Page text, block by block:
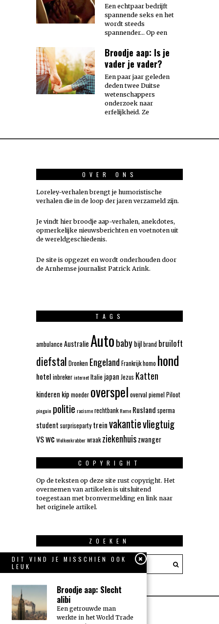
Een echtpaar bedrijft
spannende seks en het
wordt steeds
spannender… Op een
Broodje aap: Is je
vader je vader?
Een paar jaar geleden
deden twee Duitse
wetenschappers
onderzoek naar
erfelijkheid. Ze
OVER ONS
Loreley-verhalen brengt je humoristische
verhalen die in de loop der jaren verzameld zijn.
Je vindt hier broodje aap-verhalen, anekdotes,
opmerkelijke nieuwsberichten en voetnoten uit
de wereldgeschiedenis.
De site is opgezet en wordt onderhouden door
de Arnhemse journalist Patrick Arink.
TAGS
ambulance AustralieAutobabybijlbrand bruiloft
diefstal Dronken Engeland Frankrijkhomo hond
hotel inbrekerinternetItalie japan Jezus Katten
kinderen kip moeder overspel overvalpiemelPiloot
pinguin politie racismerechtbankRome Rusland sperma
student surpriseparty treinvakantievliegtuig
VSwc Wolkenkrabberwraak ziekenhuiszwanger
COPYRIGHT
Op de teksten op deze site rust copyright. Het
overnemen van artikelen is uitsluitend
toegestaan met bronvermelding en link naar
het originele artikel.
ZOEKEN
DIT VIND JE MISSCHIEN OOK
LEUK
Broodje aap: Slecht
alibi
Een getrouwde man
werkte in het World Trade